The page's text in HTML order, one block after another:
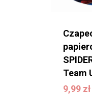
Team
9,99 zł
9,99